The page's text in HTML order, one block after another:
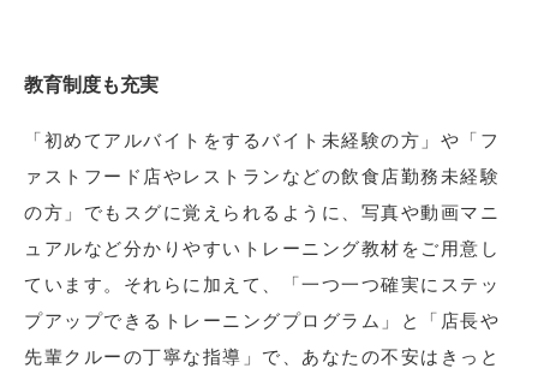
教育制度も充実
「初めてアルバイトをするバイト未経験の方」や「フ
ァストフード店やレストランなどの飲食店勤務未経験
の方」でもスグに覚えられるように、写真や動画マニ
ュアルなど分かりやすいトレーニング教材をご用意し
ています。それらに加えて、「一つ一つ確実にステッ
プアップできるトレーニングプログラム」と「店長や
先輩クルーの丁寧な指導」で、あなたの不安はきっと